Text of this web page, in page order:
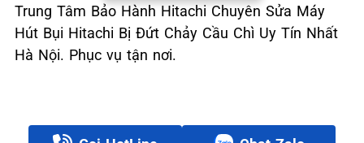
Trung Tâm Bảo Hành Hitachi Chuyên Sửa Máy
Hút Bụi Hitachi Bị Đứt Chảy Cầu Chì Uy Tín Nhất
Hà Nội. Phục vụ tận nơi.